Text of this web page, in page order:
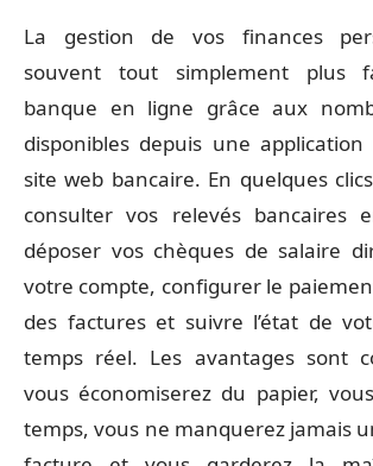
La gestion de vos finances
souvent tout simplement plus
banque en ligne grâce aux
disponibles depuis une
site web bancaire. En quelques
consulter vos relevés bancaires
déposer vos chèques de salaire
votre compte, configurer le
des factures et suivre l’état de
temps réel. Les avantages sont
vous économiserez du papier,
temps, vous ne manquerez jamais